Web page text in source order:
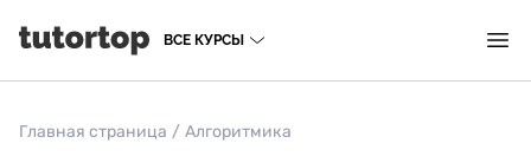
ВСЕ КУРСЫ
Главная страница / Алгоритмика